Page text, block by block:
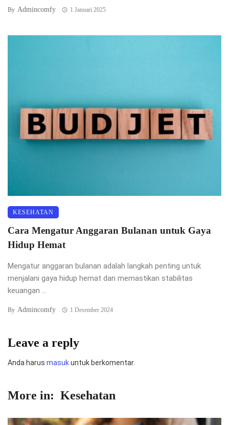
By Admincomfy 1 Januari 2025
KESEHATAN
Cara Mengatur Anggaran Bulanan untuk Gaya
Hidup Hemat
Mengatur anggaran bulanan adalah langkah penting untuk
menjalani gaya hidup hemat dan memastikan stabilitas
keuangan ...
By Admincomfy 1 Desember 2024
Leave a reply
Anda harus masukuntuk berkomentar.
More in: Kesehatan